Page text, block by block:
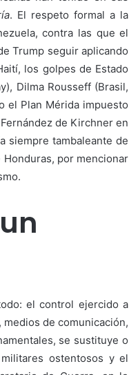
. El respeto formal a la
contra las que el
Trump seguir aplicando
los golpes de Estado
Dilma Rousseff (Brasil,
el Plan Mérida impuesto
de Kirchner en
siempre tambaleante de
por mencionar
el control ejercido a
de comunicación,
se sustituye o
ostentosos y el